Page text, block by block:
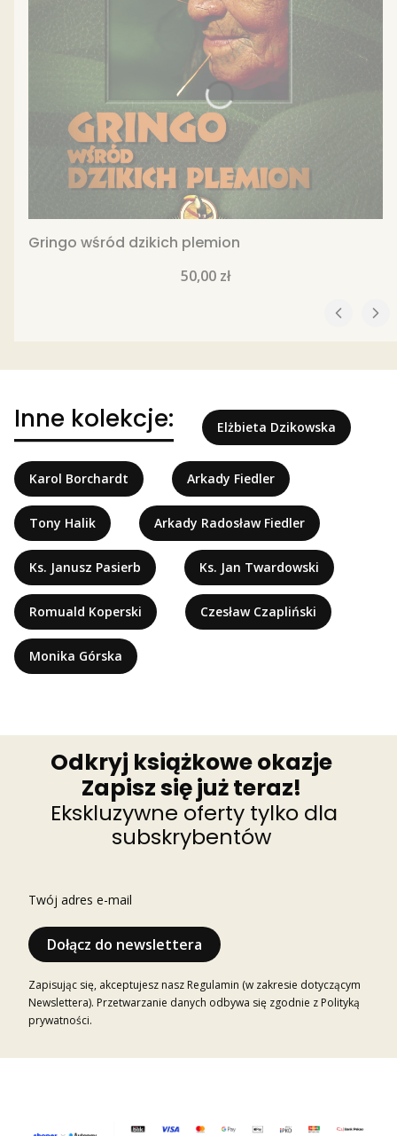
Gringo wśród dzikich plemion
Cena
50,00 zł
Inne kolekcje: Elżbieta Dzikowska
Karol Borchardt Arkady Fiedler
Tony Halik Arkady Radosław Fiedler
Ks. Janusz Pasierb Ks. Jan Twardowski
Romuald Koperski Czesław Czapliński
Monika Górska
Odkryj książkowe okazje
Zapisz się już teraz!
Ekskluzywne oferty tylko dla
subskrybentów
Twój adres e-mail
Dołącz do newslettera
Zapisując się, akceptujesz nasz Regulamin (w zakresie dotyczącym
Newslettera). Przetwarzanie danych odbywa się zgodnie z Polityką
prywatności.